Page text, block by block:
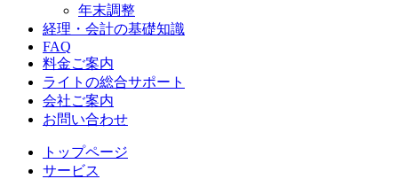
年末調整
経理・会計の基礎知識
FAQ
料金ご案内
ライトの総合サポート
会社ご案内
お問い合わせ
トップページ
サービス